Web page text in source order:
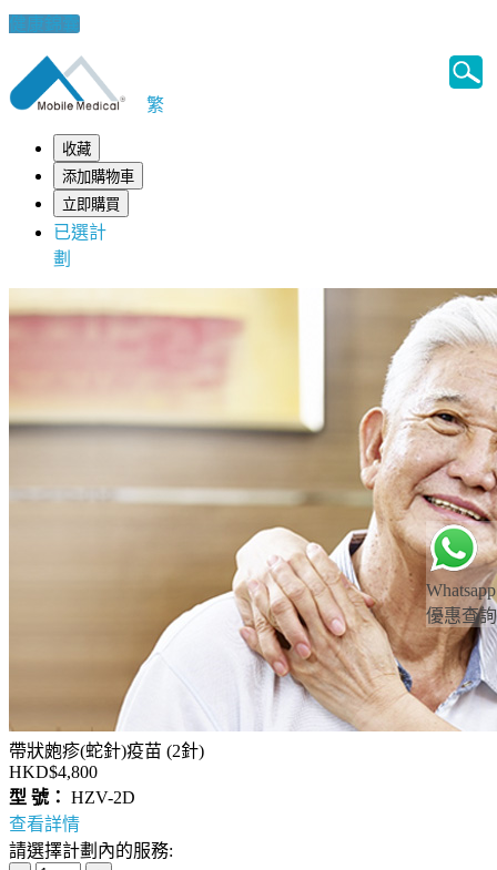
健康錦囊
Whatsapp
優惠查詢
繁
收藏
添加購物車
立即購買
已選計
劃
帶狀皰疹(蛇針)疫苗 (2針)
HKD$4,800
型 號： HZV-2D
查看詳情
請選擇計劃內的服務: